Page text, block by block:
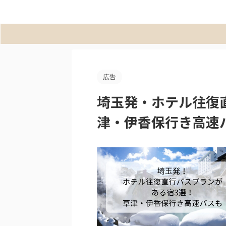
広告
埼玉発・ホテル往
津・伊香保行き高速